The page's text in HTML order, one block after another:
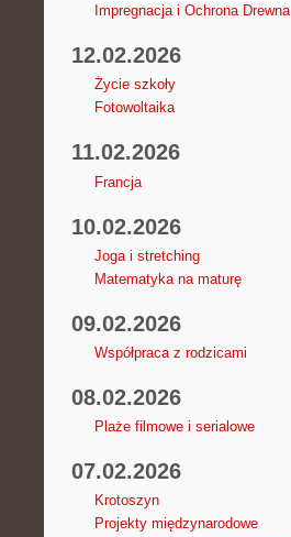
Impregnacja i Ochrona Drewna
12.02.2026
Życie szkoły
Fotowoltaika
11.02.2026
Francja
10.02.2026
Joga i stretching
Matematyka na maturę
09.02.2026
Współpraca z rodzicami
08.02.2026
Plaże filmowe i serialowe
07.02.2026
Krotoszyn
Projekty międzynarodowe